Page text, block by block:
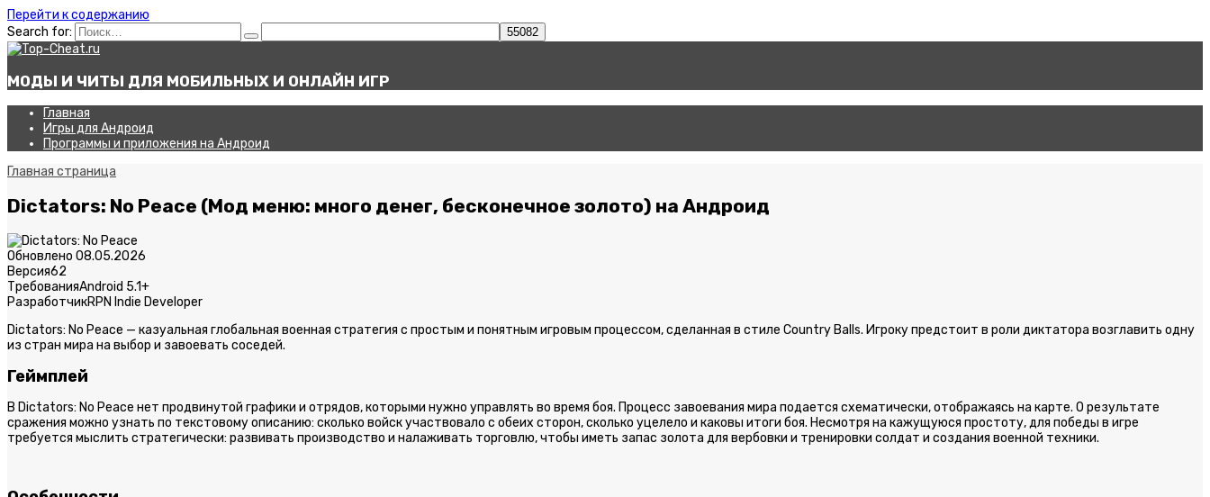
Перейти к содержанию
Search for:
МОДЫ И ЧИТЫ ДЛЯ МОБИЛЬНЫХ И ОНЛАЙН ИГР
Главная
Игры для Андроид
Программы и приложения на Андроид
Главная страница
Dictators: No Peace (Мод меню: много денег, бесконечное золото) на Андроид
Обновлено 08.05.2026
Версия62
ТребованияAndroid 5.1+
РазработчикRPN Indie Developer
Dictators: No Peace — казуальная глобальная военная стратегия с простым и понятным игровым процессом, сделанная в стиле Country Balls. Игроку предстоит в роли диктатора возглавить одну
из стран мира на выбор и завоевать соседей.
Геймплей
В Dictators: No Peace нет продвинутой графики и отрядов, которыми нужно управлять во время боя. Процесс завоевания мира подается схематически, отображаясь на карте. О результате
сражения можно узнать по текстовому описанию: сколько войск участвовало с обеих сторон, сколько уцелело и каковы итоги боя. Несмотря на кажущуюся простоту, для победы в игре
требуется мыслить стратегически: развивать производство и налаживать торговлю, чтобы иметь запас золота для вербовки и тренировки солдат и создания военной техники.